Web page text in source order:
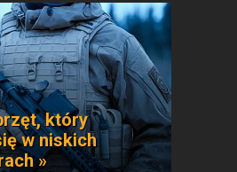
który
w niskich
»